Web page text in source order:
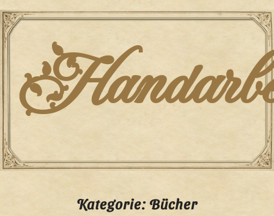
Skip
to
content
Kategorie: Bücher